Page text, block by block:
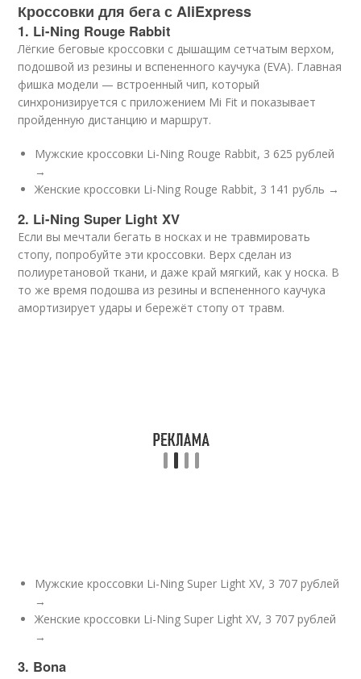
Кроссовки для бега с AliExpress
1. Li-Ning Rouge Rabbit
Лёгкие беговые кроссовки с дышащим сетчатым верхом,
подошвой из резины и вспененного каучука (EVA). Главная
фишка модели — встроенный чип, который
синхронизируется с приложением Mi Fit и показывает
пройденную дистанцию и маршрут.
Мужские кроссовки Li-Ning Rouge Rabbit, 3 625 рублей
→
Женские кроссовки Li-Ning Rouge Rabbit, 3 141 рубль →
2. Li-Ning Super Light XV
Если вы мечтали бегать в носках и не травмировать
стопу, попробуйте эти кроссовки. Верх сделан из
полиуретановой ткани, и даже край мягкий, как у носка. В
то же время подошва из резины и вспененного каучука
амортизирует удары и бережёт стопу от травм.
Мужские кроссовки Li-Ning Super Light XV, 3 707 рублей
→
Женские кроссовки Li-Ning Super Light XV, 3 707 рублей
→
3. Bona